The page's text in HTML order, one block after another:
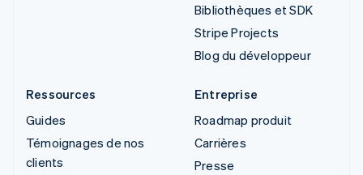
Bibliothèques et SDK
Stripe Projects
Blog du développeur
Ressources
Guides
Témoignages de nos
clients
Entreprise
Roadmap produit
Carrières
Presse